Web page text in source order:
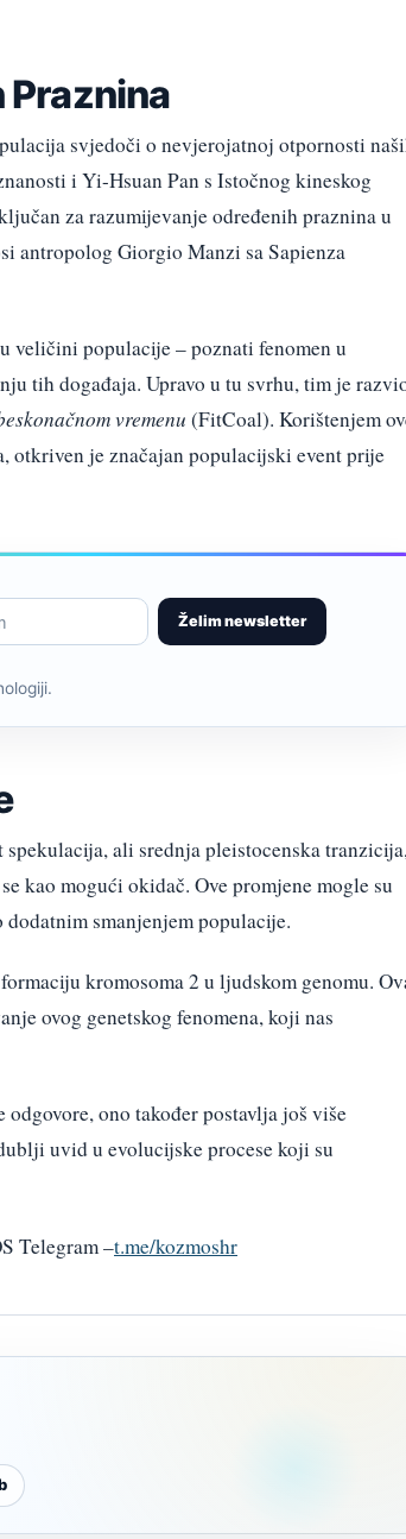
svjedoči o nevjerojatnoj otpornosti
i Yi-Hsuan Pan s Istočnog kineskog
za razumijevanje određenih praznina u
antropolog Giorgio Manzi sa Sapienza
veličini populacije – poznati fenomen u
tih događaja. Upravo u tu svrhu, tim je
vremenu (FitCoal). Korištenjem
otkriven je značajan populacijski event prije
Želim newsletter
ali srednja pleistocenska
kao mogući okidač. Ove promjene mogle su
smanjenjem populacije.
kromosoma 2 u ljudskom genomu.
ovog genetskog fenomena, koji nas
ono također postavlja još više
uvid u evolucijske procese koji su
Telegram –t.me/kozmoshr